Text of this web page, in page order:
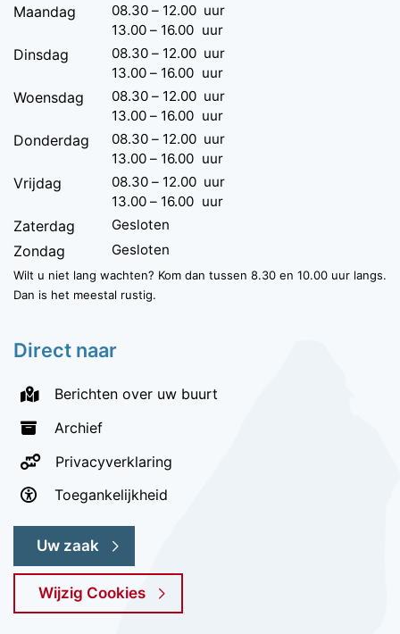
Maandag 08.30 – 12.00 uur
13.00 – 16.00 uur
Dinsdag 08.30 – 12.00 uur
13.00 – 16.00 uur
Woensdag 08.30 – 12.00 uur
13.00 – 16.00 uur
Donderdag 08.30 – 12.00 uur
13.00 – 16.00 uur
Vrijdag 08.30 – 12.00 uur
13.00 – 16.00 uur
Zaterdag Gesloten
Zondag Gesloten
Wilt u niet lang wachten? Kom dan tussen 8.30 en 10.00 uur langs.
Dan is het meestal rustig.
Direct naar
Berichten over uw buurt
Archief
Privacyverklaring
Toegankelijkheid
Uw zaak
Wijzig Cookies